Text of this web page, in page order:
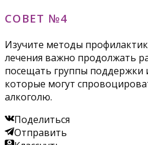
СОВЕТ №4
Изучите методы
лечения важно продолжать
посещать группы поддержки
которые могут
алкоголю.
Поделиться
Отправить